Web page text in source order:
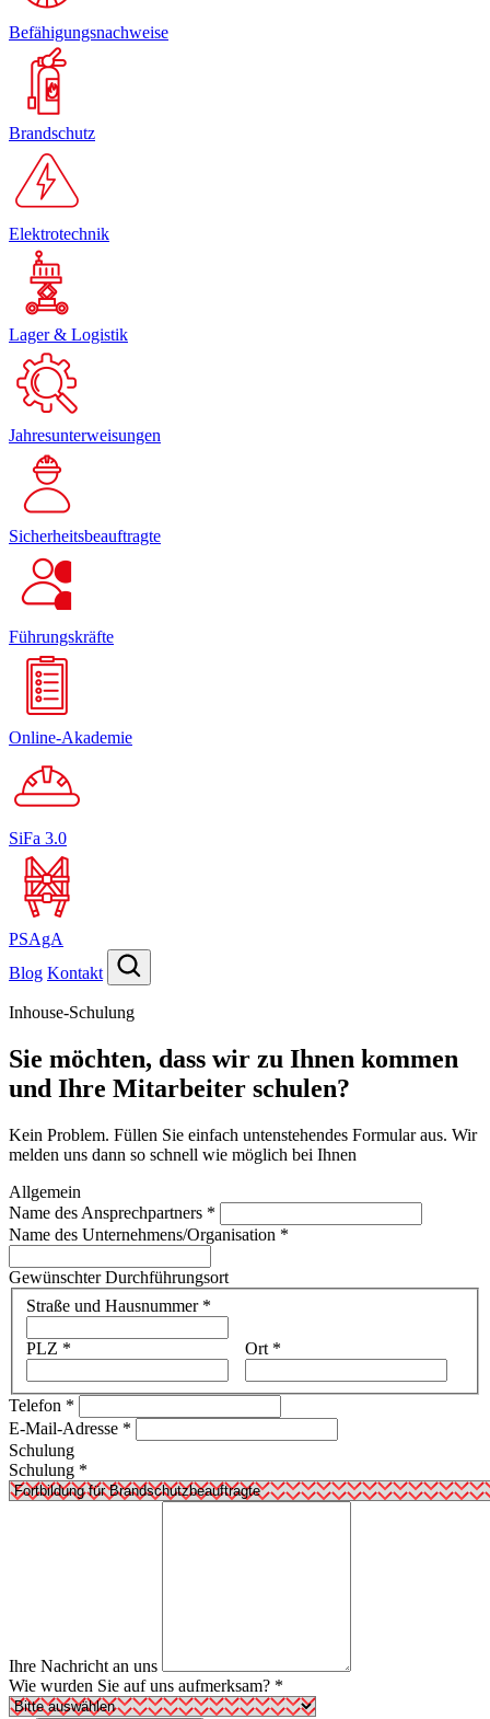
Befähigungsnachweise
Brandschutz
Elektrotechnik
Lager & Logistik
Jahresunterweisungen
Sicherheitsbeauftragte
Führungskräfte
Online-Akademie
SiFa 3.0
PSAgA
Blog Kontakt
Inhouse-Schulung
Sie möchten, dass wir zu Ihnen kommen
und Ihre Mitarbeiter schulen?
Kein Problem. Füllen Sie einfach untenstehendes Formular aus. Wir
melden uns dann so schnell wie möglich bei Ihnen
Allgemein
Name des Ansprechpartners *
Name des Unternehmens/Organisation *
Gewünschter Durchführungsort
Adresse
Straße und Hausnummer *
PLZ * Ort *
Telefon *
E-Mail-Adresse *
Schulung
Schulung *
Ihre Nachricht an uns
Wie wurden Sie auf uns aufmerksam? *